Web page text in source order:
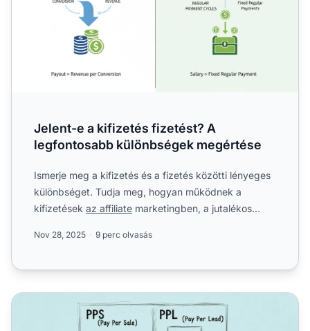
Jelent-e a kifizetés fizetést? A
legfontosabb különbségek megértése
Ismerje meg a kifizetés és a fizetés közötti lényeges
különbséget. Tudja meg, hogyan működnek a
kifizetések az affiliate marketingben, a jutalékos
Nov 28, 2025 9 perc olvasás
Hogyan dől el a kifizetési érték az affiliate marketingben?